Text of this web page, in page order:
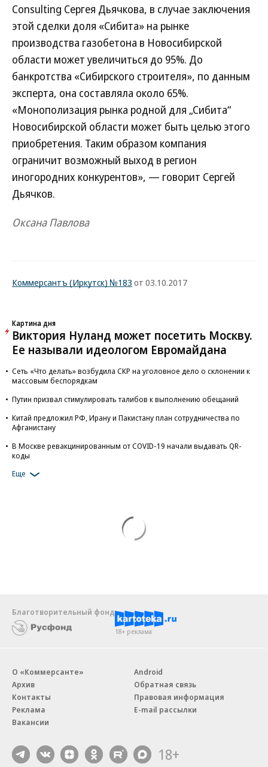
Consulting Сергея Дьячкова, в случае заключения
этой сделки доля «Сибита» на рынке
производства газобетона в Новосибирской
области может увеличиться до 95%. До
банкротства «Сибирского строителя», по данным
эксперта, она составляла около 65%.
«Монополизация рынка родной для „Сибита“
Новосибирской области может быть целью этого
приобретения. Таким образом компания
ограничит возможный выход в регион
иногородних конкурентов», — говорит Сергей
Дьячков.
Оксана Павлова
Коммерсантъ (Иркутск) №183 от 03.10.2017
Картина дня
Виктория Нуланд может посетить Москву.
Ее называли идеологом Евромайдана
Сеть «Что делать» возбудила СКР на уголовное дело о склонении к
массовым беспорядкам
Путин призвал стимулировать талибов к выполнению обещаний
Китай предложил РФ, Ирану и Пакистану план сотрудничества по
Афганистану
В Москве ревакцинированным от COVID-19 начали выдавать QR-
коды
Еще
Благотворительный фонд
18+ реклама
О «Коммерсанте»
Архив
Контакты
Реклама
Вакансии
Android
Обратная связь
Правовая информация
E-mail рассылки
18+